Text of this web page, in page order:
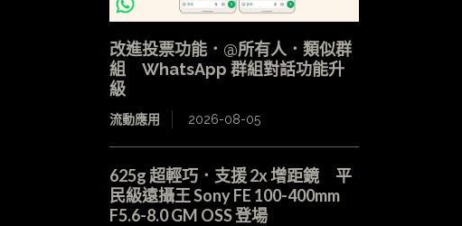
改進投票功能．@所有人．類似群
組 WhatsApp 群組對話功能升
級
流動應用 2026-08-05
625g 超輕巧．支援 2x 增距鏡 平
民級遠攝王 Sony FE 100-400mm
F5.6-8.0 GM OSS 登場